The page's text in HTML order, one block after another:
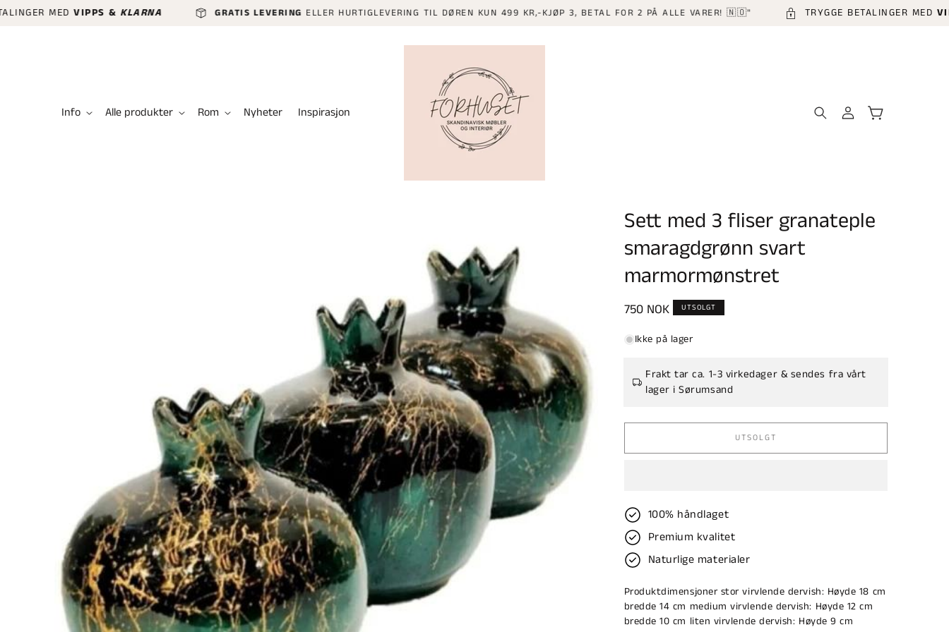
TIL
MEDVIPPS &KLARNA GRATIS LEVERINGELLER HURTIGLEVERING TIL DØREN KUN 499 KR,-KJØP 3, BETAL FOR 2 PÅ ALLE VARER! 🇳🇴" TRYGGE BETALINGER MEDVIPPS &
Info Alle produkter Rom Nyheter Inspirasjon
Logg
inn
Handlekurv
Sett med 3 fliser granateple
smaragdgrønn svart
marmormønstret
Vanlig
750 NOK UTSOLGT
Ikke på lager
Frakt tar ca. 1-3 virkedager & sendes fra vårt
lager i Sørumsand
UTSOLGT
100% håndlaget
Premium kvalitet
Naturlige materialer
Produktdimensjoner stor virvlende dervish: Høyde 18 cm
bredde 14 cm medium virvlende dervish: Høyde 12 cm
bredde 10 cm liten virvlende dervish: Høyde 9 cm